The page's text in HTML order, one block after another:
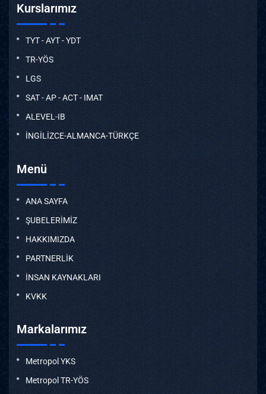
Kurslarımız
TYT - AYT - YDT
TR-YÖS
LGS
SAT - AP - ACT - IMAT
ALEVEL-IB
İNGİLİZCE-ALMANCA-TÜRKÇE
Menü
ANA SAYFA
ŞUBELERİMİZ
HAKKIMIZDA
PARTNERLİK
İNSAN KAYNAKLARI
KVKK
Markalarımız
Metropol YKS
Metropol TR-YÖS